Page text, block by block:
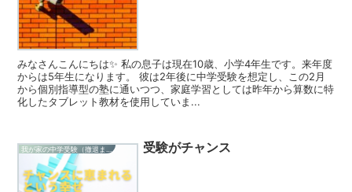
みなさんこんにちは✨ 私の息子は現在10歳、小学4年生です。来年度
からは5年生になります。 彼は2年後に中学受験を想定し、この2月
から個別指導型の塾に通いつつ、家庭学習としては昨年から算数に特
化したタブレット教材を使用していま...
受験がチャンス